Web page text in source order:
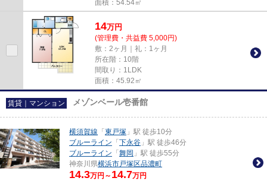
面積：54.54㎡
14万円
(管理費・共益費 5,000円)
敷：2ヶ月｜礼：1ヶ月
所在階：10階
間取り：1LDK
面積：45.92㎡
賃貸｜マンション メゾンベール壱番館
横須賀線 「 東戸塚 」駅 徒歩10分
ブルーライン 「 下永谷 」駅 徒歩46分
ブルーライン 「 舞岡 」駅 徒歩55分
神奈川県横浜市戸塚区品濃町
14.3万円～ 14.7万円